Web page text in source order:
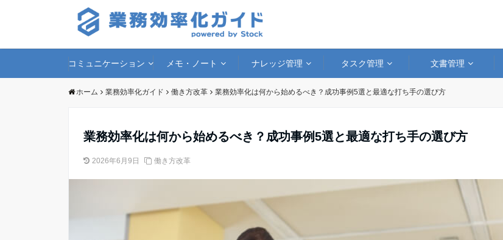
コミュニケーション メモ・ノート ナレッジ管理 タスク管理 文書管理
ホーム 業務効率化ガイド 働き方改革 業務効率化は何から始めるべき？成功事例5選と最適な打ち手の選び方
業務効率化は何から始めるべき？成功事例5選と最適な打ち手の選び方
2026年6月9日 働き方改革